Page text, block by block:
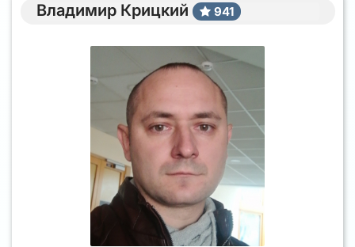
Владимир Крицкий 941